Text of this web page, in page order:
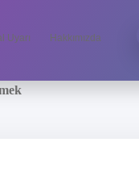
Uyarı Hakkımızda